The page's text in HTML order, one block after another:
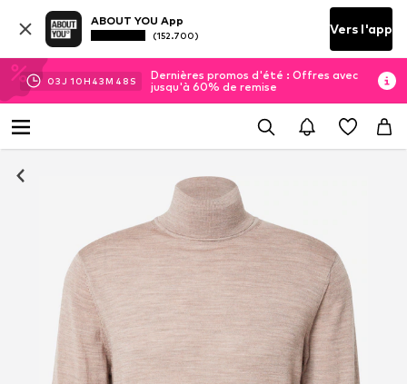
ABOUT YOU App
(152.700) Vers l'app
03J 10H 43M 47 S
Dernières promos d'été : Offres avec
jusqu'à 60% de remise